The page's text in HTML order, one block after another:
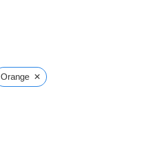
options
peuvent
Orange ×